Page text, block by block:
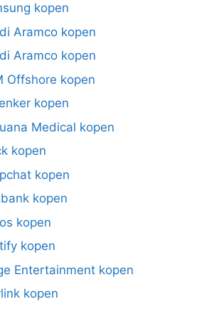
kopen
Aramco kopen
Aramco kopen
Offshore kopen
kopen
Medical kopen
kopen
kopen
kopen
kopen
kopen
Entertainment kopen
kopen